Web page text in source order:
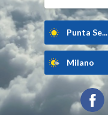
Punta Se...
Milano